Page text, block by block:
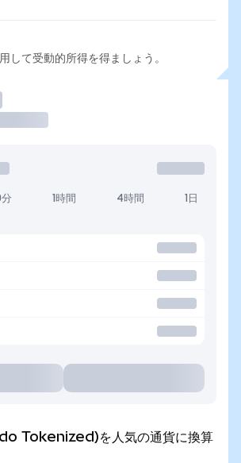
して受動的所得を得ましょう。
1時間 4時間 1日
Tokenized)を人気の通貨に換算